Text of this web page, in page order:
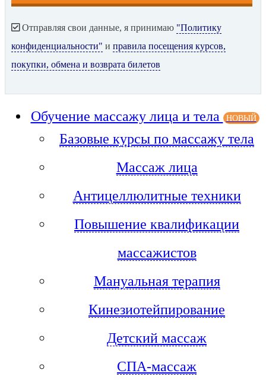
Отправляя свои данные, я принимаю "Политику
конфиденциальности" и правила посещения курсов,
покупки, обмена и возврата билетов
Обучение массажу лица и тела НОВЫЙ
Базовые курсы по массажу тела
Массаж лица
Антицеллюлитные техники
Повышение квалификации
массажистов
Мануальная терапия
Кинезиотейпирование
Детский массаж
СПА-массаж